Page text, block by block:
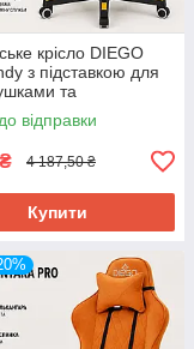
крісло DIEGO
з підставкою для
та
спинки
відправки
₴ 4 187,50 ₴
Купити